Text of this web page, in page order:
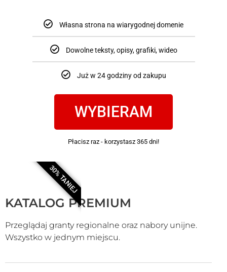
Własna strona na wiarygodnej domenie
Dowolne teksty, opisy, grafiki, wideo
Już w 24 godziny od zakupu
WYBIERAM
Płacisz raz - korzystasz 365 dni!
30% TANIEJ
KATALOG PREMIUM
Przeglądaj granty regionalne oraz nabory unijne.
Wszystko w jednym miejscu.